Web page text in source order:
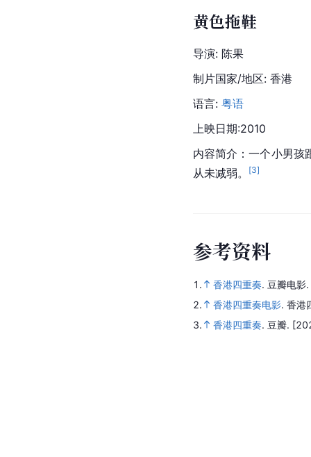
黄色拖鞋
导演: 陈果
制片国家/地区: 香港
语言: 粤语
上映日期:2010
内容简介：一个小男孩
从未减弱。
[3]
参考资料
1. 香港四重奏. 豆瓣电影.
2.
香港四重奏电影. 香港
3.
香港四重奏. 豆瓣.